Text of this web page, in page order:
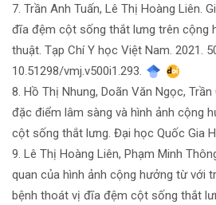
7. Trần Anh Tuấn, Lê Thị Hoàng Liên.
đĩa đệm cột sống thắt lưng trên cộng
thuật. Tạp Chí Y học Việt Nam. 2021.
10.51298/vmj.v500i1.293.
8. Hồ Thị Nhung, Doãn Văn Ngọc,
đặc điểm lâm sàng và hình ảnh cộng
cột sống thắt lưng. Đại học Quốc Gia
9. Lê Thị Hoàng Liên, Phạm Minh
quan của hình ảnh cộng hưởng từ với
bệnh thoát vị đĩa đệm cột sống thắt